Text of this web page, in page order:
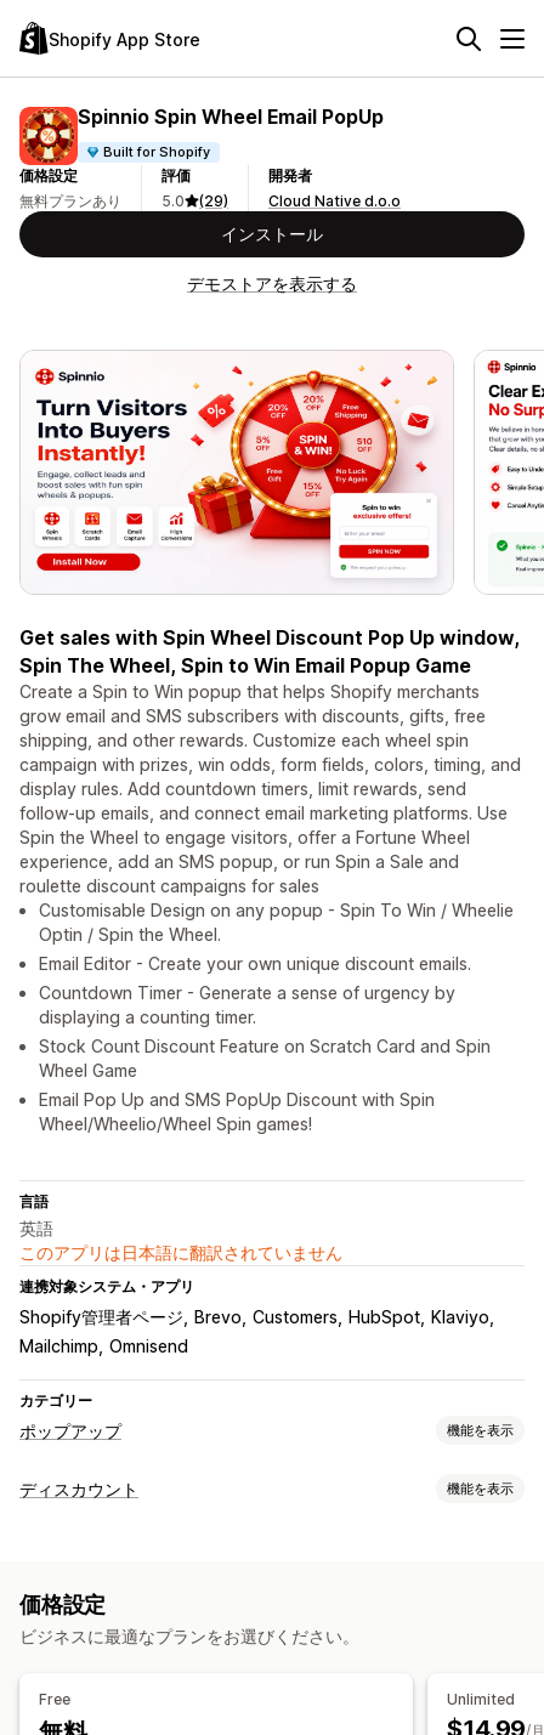
Shopify App Store
Spinnio Spin Wheel Email PopUp
Built for Shopify
価格設定
無料プランあり
評価
5.0
(29)
開発者
Cloud Native d.o.o
インストール
デモストアを表示する
Get sales with Spin Wheel Discount Pop Up window,
Spin The Wheel, Spin to Win Email Popup Game
Create a Spin to Win popup that helps Shopify merchants
grow email and SMS subscribers with discounts, gifts, free
shipping, and other rewards. Customize each wheel spin
campaign with prizes, win odds, form fields, colors, timing, and
display rules. Add countdown timers, limit rewards, send
follow-up emails, and connect email marketing platforms. Use
Spin the Wheel to engage visitors, offer a Fortune Wheel
experience, add an SMS popup, or run Spin a Sale and
roulette discount campaigns for sales
Customisable Design on any popup - Spin To Win / Wheelie
Optin / Spin the Wheel.
Email Editor - Create your own unique discount emails.
Countdown Timer - Generate a sense of urgency by
displaying a counting timer.
Stock Count Discount Feature on Scratch Card and Spin
Wheel Game
Email Pop Up and SMS PopUp Discount with Spin
Wheel/Wheelio/Wheel Spin games!
言語
英語
このアプリは日本語に翻訳されていません
連携対象システム・アプリ
Shopify管理者ページ Brevo Customers HubSpot
Klaviyo
Mailchimp Omnisend
カテゴリー
ポップアップ 機能を表示
ポップアップ種類
お知らせ ゲーム
レビューポップアップ
カスタムポップアップ
ポップアップ管理
編集ツール
カスタムフォント
ディスカウント 機能を表示
段階的な価格設定
割引率によるディスカウント 一括割引 卸売価格
ギフト
カウントダウンタイマー
価格設定
ビジネスに最適なプランをお選びください。
Free Unlimited
/